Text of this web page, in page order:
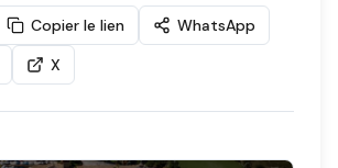
Copier le lien
WhatsApp
X